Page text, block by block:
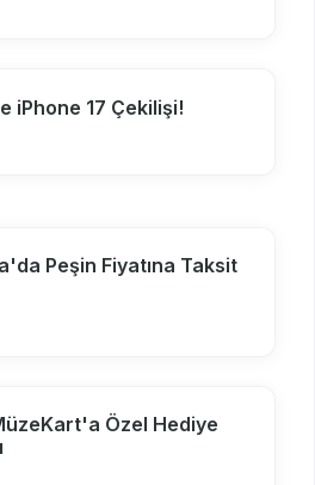
iPhone 17 Çekilişi!
Peşin Fiyatına Taksit
Özel Hediye